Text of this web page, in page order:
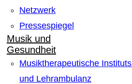
Netzwerk
Pressespiegel
Musik und
Gesundheit
Musiktherapeutische
und Lehrambulanz